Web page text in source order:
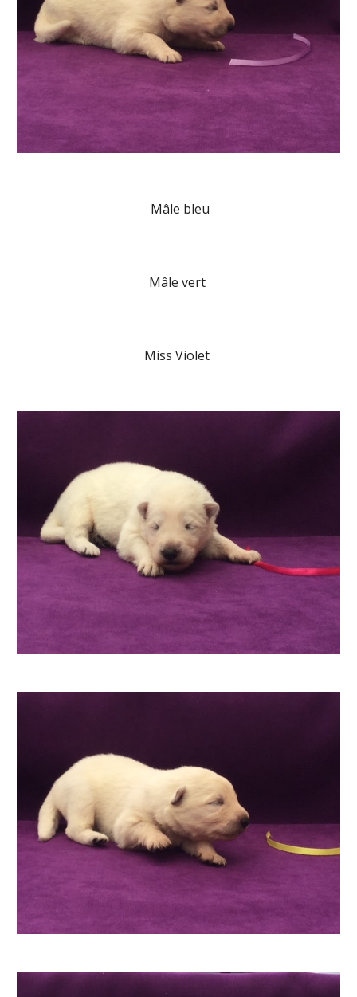
Mâle bleu
Mâle vert
Miss Violet